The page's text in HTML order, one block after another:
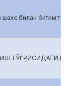
билан битим
ТЎҒРИСИДАГИ